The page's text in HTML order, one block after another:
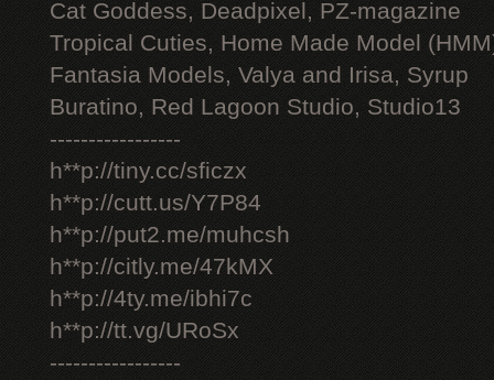
Cat Goddess, Deadpixel, PZ-magazine
Tropical Cuties, Home Made Model
Fantasia Models, Valya and Irisa, Syrup
Buratino, Red Lagoon Studio, Studio13
-----------------
h**p://tiny.cc/sficzx
h**p://cutt.us/Y7P84
h**p://put2.me/muhcsh
h**p://citly.me/47kMX
h**p://4ty.me/ibhi7c
h**p://tt.vg/URoSx
-----------------